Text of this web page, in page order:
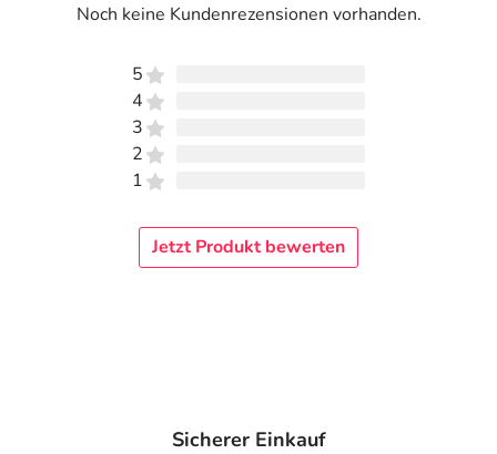
Noch keine Kundenrezensionen vorhanden.
5
4
3
2
1
Jetzt Produkt bewerten
Sicherer Einkauf